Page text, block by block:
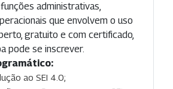
administrativas,
que envolvem o uso
gratuito e com certificado,
pode se inscrever.
ao SEI 4.0;